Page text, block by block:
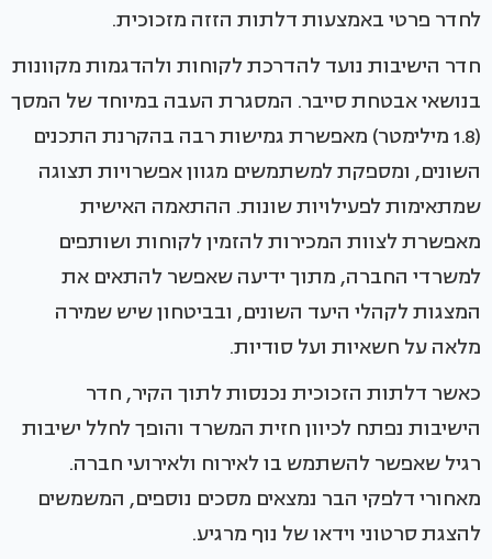
לחדר פרטי באמצעות דלתות הזזה מזכוכית.
חדר הישיבות נועד להדרכת לקוחות ולהדגמות מקוונות
בנושאי אבטחת סייבר. המסגרת העבה במיוחד של המסך
(1.8 מילימטר) מאפשרת גמישות רבה בהקרנת התכנים
השונים, ומספקת למשתמשים מגוון אפשרויות תצוגה
שמתאימות לפעילויות שונות. ההתאמה האישית
מאפשרת לצוות המכירות להזמין לקוחות ושותפים
למשרדי החברה, מתוך ידיעה שאפשר להתאים את
המצגות לקהלי היעד השונים, ובביטחון שיש שמירה
מלאה על חשאיות ועל סודיות.
כאשר דלתות הזכוכית נכנסות לתוך הקיר, חדר
הישיבות נפתח לכיוון חזית המשרד והופך לחלל ישיבות
רגיל שאפשר להשתמש בו לאירוח ולאירועי חברה.
מאחורי דלפקי הבר נמצאים מסכים נוספים, המשמשים
להצגת סרטוני וידאו של נוף מרגיע.